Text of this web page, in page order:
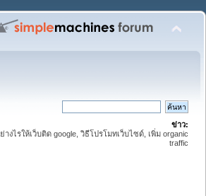
ข่าว:
ไรให้เว็บติด google, วิธีโปรโมทเว็บไซด์, เพิ่ม organic
traffic